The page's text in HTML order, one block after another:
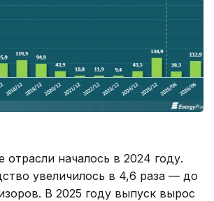
отрасли началось в 2024 году.
увеличилось в 4,6 раза — до
В 2025 году выпуск вырос